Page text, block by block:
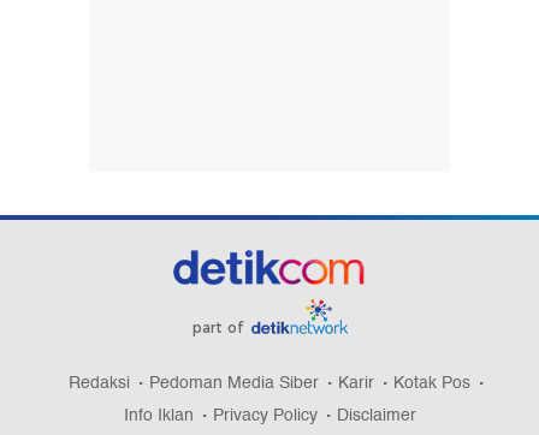
part of
Redaksi Pedoman Media Siber Karir
Kotak Pos
Info Iklan
Privacy Policy Disclaimer